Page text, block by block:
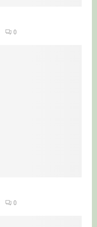
0
0